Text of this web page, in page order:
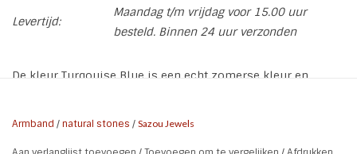
Levertijd:
Maandag t/m vrijdag voor 15.00 uur
besteld. Binnen 24 uur verzonden
De kleur Turqouise Blue is een echt zomerse kleur en
Armband /natural stones / Sazou Jewels